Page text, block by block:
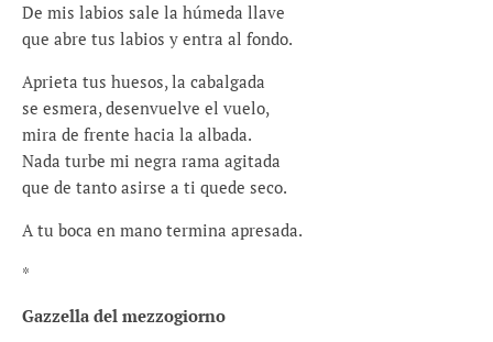
De mis labios sale la húmeda llave
que abre tus labios y entra al fondo.
Aprieta tus huesos, la cabalgada
se esmera, desenvuelve el vuelo,
mira de frente hacia la albada.
Nada turbe mi negra rama agitada
que de tanto asirse a ti quede seco.
A tu boca en mano termina apresada.
*
Gazzella del mezzogiorno